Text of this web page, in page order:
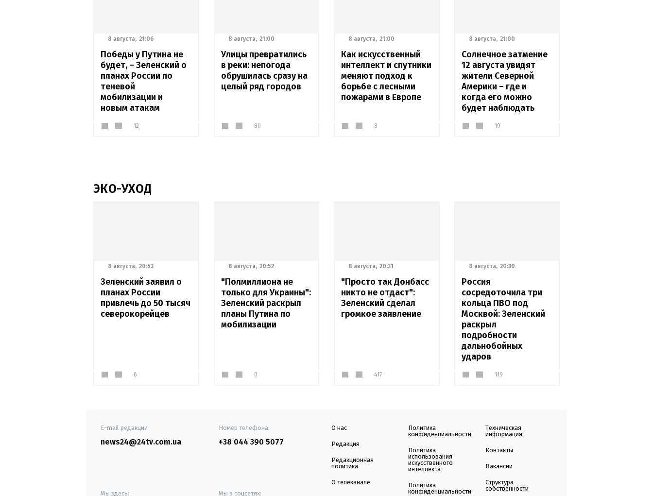
Победы у Путина не
будет, – Зеленский о
планах России по
теневой
мобилизации и
новым атакам
8 августа, 21:06
12
Улицы превратились
в реки: непогода
обрушилась сразу на
целый ряд городов
8 августа, 21:00
80
Как искусственный
интеллект и спутники
меняют подход к
борьбе с лесными
пожарами в Европе
8 августа, 21:00
8
Солнечное затмение
12 августа увидят
жители Северной
Америки – где и
когда его можно
будет наблюдать
8 августа, 21:00
19
ЭКО-УХОД
Зеленский заявил о
планах России
привлечь до 50 тысяч
северокорейцев
8 августа, 20:53
6
"Полмиллиона не
только для Украины":
Зеленский раскрыл
планы Путина по
мобилизации
8 августа, 20:52
0
"Просто так Донбасс
никто не отдаст":
Зеленский сделал
громкое заявление
8 августа, 20:31
417
Россия
сосредоточила три
кольца ПВО под
Москвой: Зеленский
раскрыл
подробности
дальнобойных
ударов
8 августа, 20:30
119
E-mail редакции
news24@24tv.com.ua
Номер телефона:
+38 044 390 5077
Мы здесь: Мы в соцсетях:
О нас
Редакция
Редакционная
политика
О телеканале
Политика
конфиденциальности
Политика
использования
искусственного
интеллекта
Политика
конфиденциальности
Техническая
информация
Контакты
Вакансии
Структура
собственности